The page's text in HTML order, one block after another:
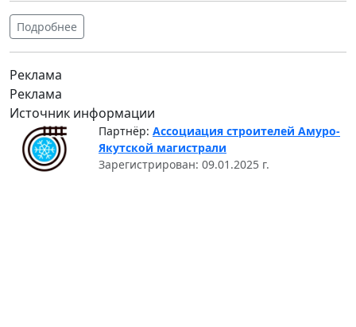
Подробнее
Реклама
Реклама
Источник информации
Партнёр: Ассоциация строителей Амуро-
Якутской магистрали
Зарегистрирован: 09.01.2025 г.